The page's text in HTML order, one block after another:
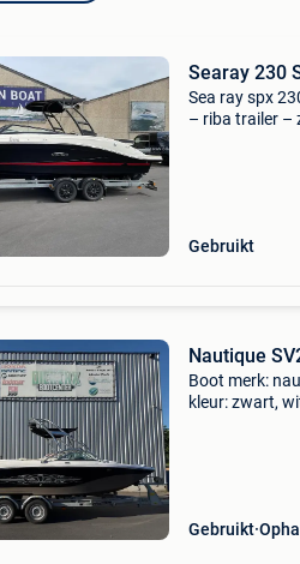
Searay 230
Sea ray spx
– riba trailer –
Gebruikt
Nautique
Boot merk:
kleur: zwart,
Gebruikt